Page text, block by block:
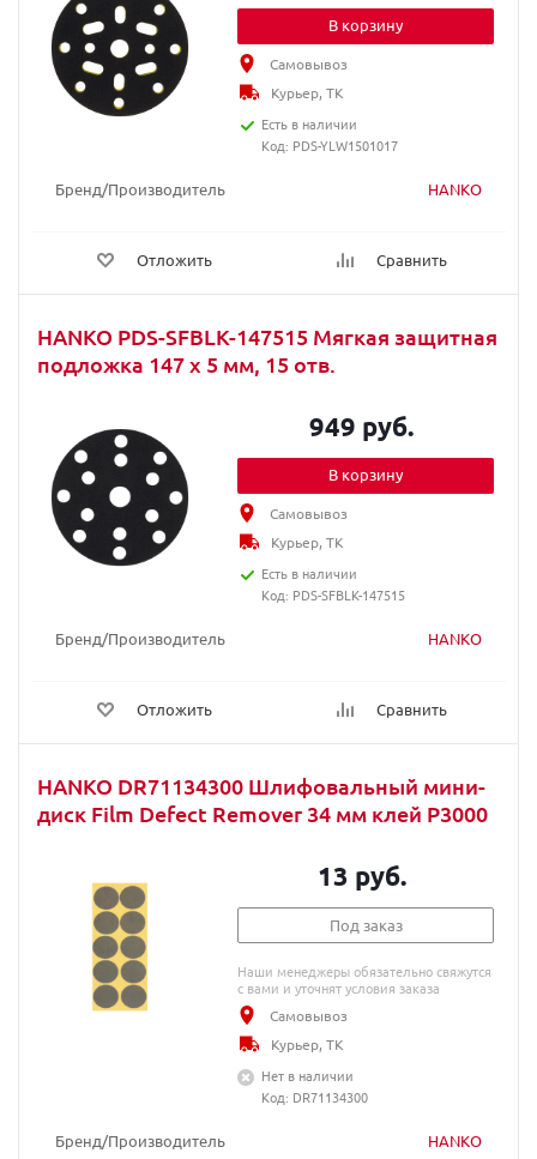
Бренд/Производитель HANKO
Отложить Сравнить
В корзину
Самовывоз
Курьер, ТК
Есть в наличии
Код: PDS-YLW1501017
HANKO PDS-SFBLK-147515 Мягкая защитная
подложка 147 x 5 мм, 15 отв.
Бренд/Производитель HANKO
Отложить Сравнить
949 руб.
В корзину
Самовывоз
Курьер, ТК
Есть в наличии
Код: PDS-SFBLK-147515
HANKO DR71134300 Шлифовальный мини-
диск Film Defect Remover 34 мм клей Р3000
Бренд/Производитель HANKO
13 руб.
Под заказ
Наши менеджеры обязательно свяжутся
с вами и уточнят условия заказа
Самовывоз
Курьер, ТК
Нет в наличии
Код: DR71134300